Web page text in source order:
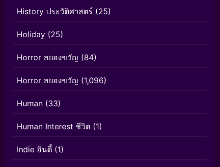
History ประวัติศาสตร์ (25)
Holiday (25)
Horror สยองขวัญ (84)
Horror สยองขวัญ (1,096)
Human (33)
Human Interest ชีวิต (1)
Indie อินดี้ (1)